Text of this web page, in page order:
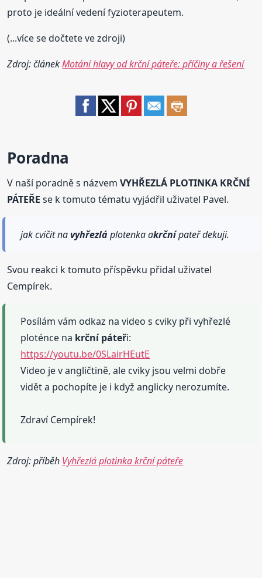
proto je ideální vedení fyzioterapeutem.
(...více se dočtete ve zdroji)
Zdroj: článekMotání hlavy od krční páteře: příčiny a řešení
Poradna
V naší poradně s názvemVYHŘEZLÁ PLOTINKA KRČNÍ
PÁTEŘE se k tomuto tématu vyjádřil uživatel Pavel.
jak cvičit navyhřezláplotenka akrčnípateř dekuji.
Svou reakci k tomuto příspěvku přidal uživatel
Cempírek.
Posílám vám odkaz na video s cviky při vyhřezlé
ploténce na krční páteři:
https://youtu.be/0SLairHEutE
Video je v angličtině, ale cviky jsou velmi dobře
vidět a pochopíte je i když anglicky nerozumíte.
Zdraví Cempírek!
Zdroj: příběh Vyhřezlá plotinka krční páteře